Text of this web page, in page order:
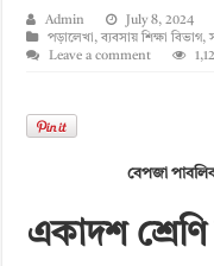
Admin
July 8, 2024
পড়ালেখা,ব্যবসায় শিক্ষা বিভাগ,
Leave a comment
বেপজা
একাদশ